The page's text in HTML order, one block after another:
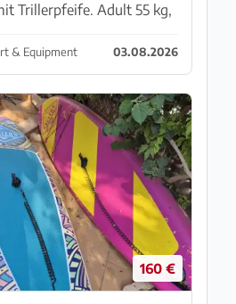
Trillerpfeife. Adult 55 kg,
Achten Sie bitte auch auf
Anzeigen.
& Equipment 03.08.2026
160 €